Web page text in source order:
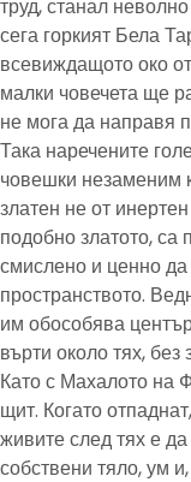
труд, станал
сега горкият Бела
всевиждащото око
малки човечета ще
не мога да направя
Така наречените
човешки незаменим
златен не от
подобно златото, са
смислено и ценно
пространството.
им обособява
върти около тях,
Като с Махалото на
щит. Когато
живите след тях е
собствени тяло, ум